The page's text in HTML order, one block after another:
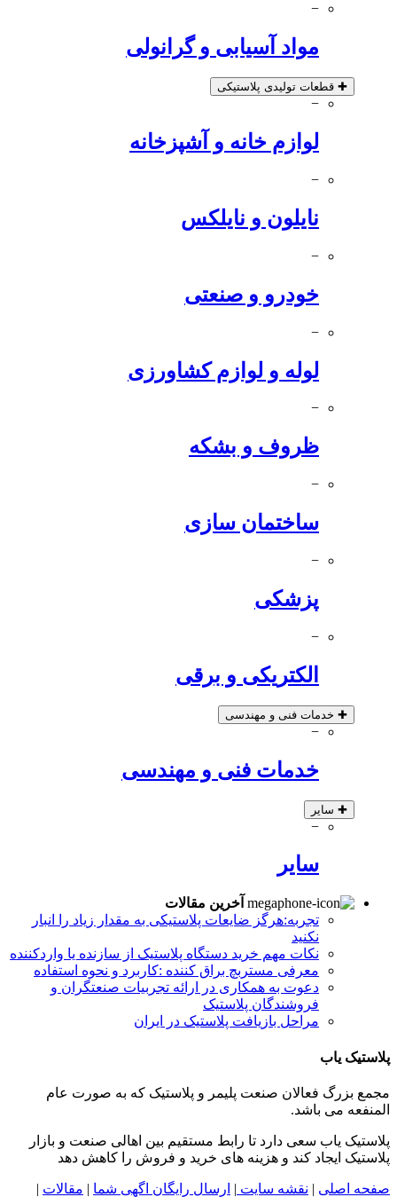
−
مواد آسیابی و گرانولی
✚ قطعات تولیدی پلاستیکی
−
لوازم خانه و آشپزخانه
−
نایلون و نایلکس
−
خودرو و صنعتی
−
لوله و لوازم کشاورزی
−
ظروف و بشکه
−
ساختمان سازی
−
پزشکی
−
الکتریکی و برقی
✚ خدمات فنی و مهندسی
−
خدمات فنی و مهندسی
✚ سایر
−
سایر
آخرین مقالات
تجربه:هرگز ضایعات پلاستیکی به مقدار زیاد را انبار
نکنید
نکات مهم خرید دستگاه پلاستیک از سازنده یا واردکننده
معرفی مستربچ براق کننده :کاربرد و نحوه استفاده
دعوت به همکاری در ارائه تجربیات صنعتگران و
فروشندگان پلاستیک
مراحل بازیافت پلاستیک در ایران
پلاستیک یاب
مجمع بزرگ فعالان صنعت پلیمر و پلاستیک که به صورت عام
المنفعه می باشد.
پلاستیک یاب سعی دارد تا رابط مستقیم بین اهالی صنعت و بازار
پلاستیک ایجاد کند و هزینه های خرید و فروش را کاهش دهد
صفحه اصلی | نقشه سایت | ارسال رایگان اگهی شما | مقالات |